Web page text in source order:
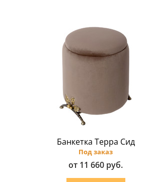
Банкетка Терра Сид
Под заказ
от 11 660 руб.